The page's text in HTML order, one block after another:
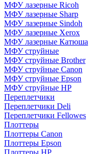
МФУ лазерные Ricoh
МФУ лазерные Sharp
МФУ лазерные Sindoh
МФУ лазерные Xerox
МФУ лазерные Катюша
МФУ струйные
МФУ струйные Brother
МФУ струйные Canon
МФУ струйные Epson
МФУ струйные HP
Переплетчики
Переплетчики Deli
Переплетчики Fellowes
Плоттеры
Плоттеры Canon
Плоттеры Epson
Плоттеры HP